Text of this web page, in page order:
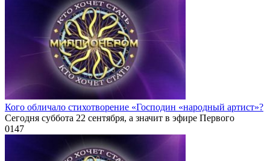
Кого обличало стихотворение «Господин «народный артист»?
Сегодня суббота 22 сентября, а значит в эфире Первого
0147